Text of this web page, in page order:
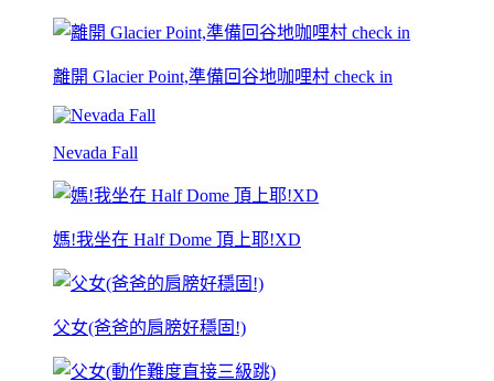
離開 Glacier Point,準備回谷地咖哩村 check in
Nevada Fall
媽!我坐在 Half Dome 頂上耶!XD
父女(爸爸的肩膀好穩固!)